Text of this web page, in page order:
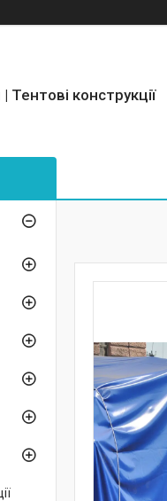
Тентові конструкції